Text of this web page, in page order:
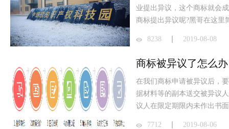
业提出异议，这个商标就会
商标提出异议呢?黑哥在这里
8238 2019-08-08
商标被异议了怎么
在我们商标申请被异议后，
据材料等的副本送交被异议
议人在限定期限内未作出书
7712 2019-08-06